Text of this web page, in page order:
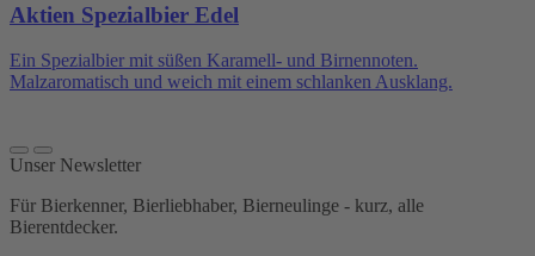
Aktien Spezialbier Edel
Ein Spezialbier mit süßen Karamell- und Birnennoten.
Malzaromatisch und weich mit einem schlanken Ausklang.
Unser Newsletter
Für Bierkenner, Bierliebhaber, Bierneulinge - kurz, alle
Bierentdecker.